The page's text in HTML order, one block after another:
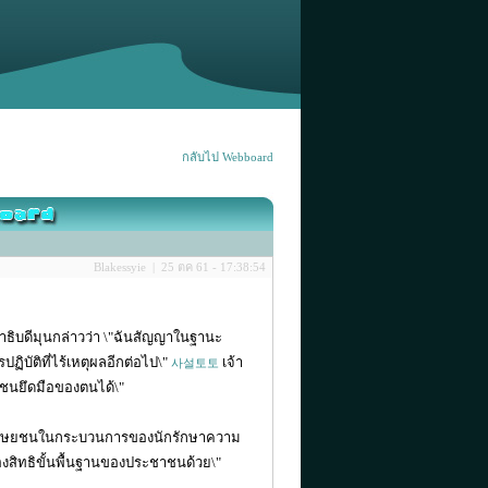
กลับไป Webboard
Blakessyie | 25 ตค 61 - 17:38:54
ธิบดีมุนกล่าวว่า \"ฉันสัญญาในฐานะ
ปฏิบัติที่ไร้เหตุผลอีกต่อไป\" 사설토토 เจ้า
นยึดมือของตนได้\"
ยชนในกระบวนการของนักรักษาความ
งสิทธิขั้นพื้นฐานของประชาชนด้วย\"